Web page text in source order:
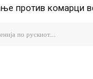
против комарци во
на ред се
по рускиот...